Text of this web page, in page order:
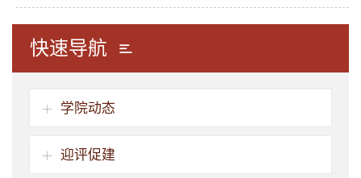
快速导航
学院动态
迎评促建